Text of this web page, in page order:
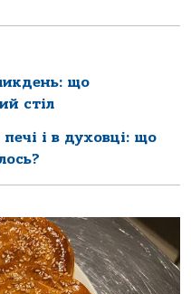
що
стіл
і в духовці: що